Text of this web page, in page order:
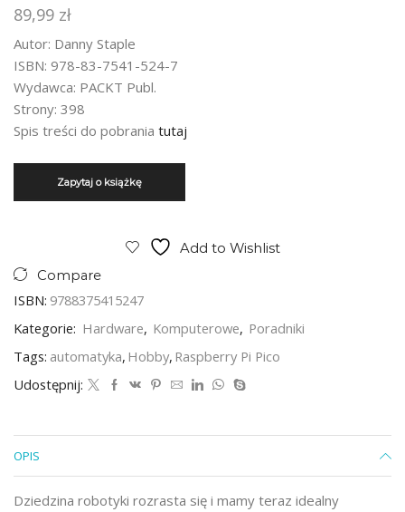
89,99 zł
Autor: Danny Staple
ISBN: 978-83-7541-524-7
Wydawca: PACKT Publ.
Strony: 398
Spis treści do pobrania tutaj
Add to Wishlist
Compare
ISBN: 9788375415247
Kategorie: Hardware, Komputerowe, Poradniki
Tags: automatyka, Hobby, Raspberry Pi Pico
Udostępnij:
OPIS
Dziedzina robotyki rozrasta się i mamy teraz idealny